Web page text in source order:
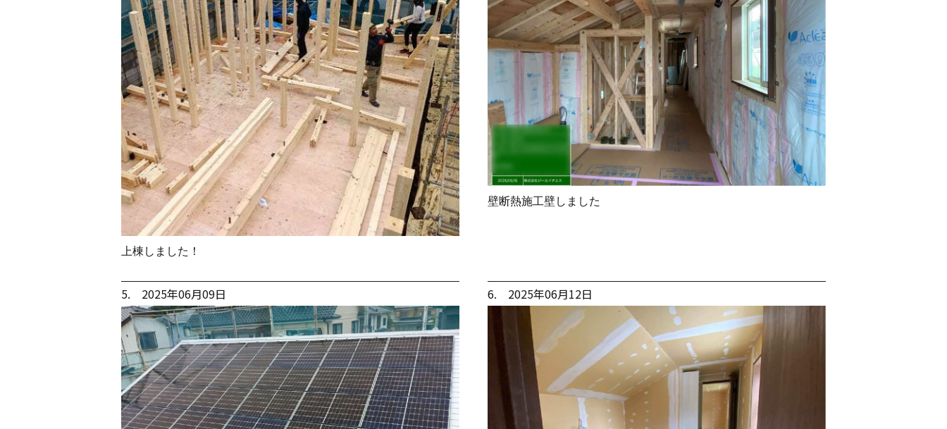
上棟しました！
壁断熱施工壁しました
5. 2025年06月09日 6. 2025年06月12日